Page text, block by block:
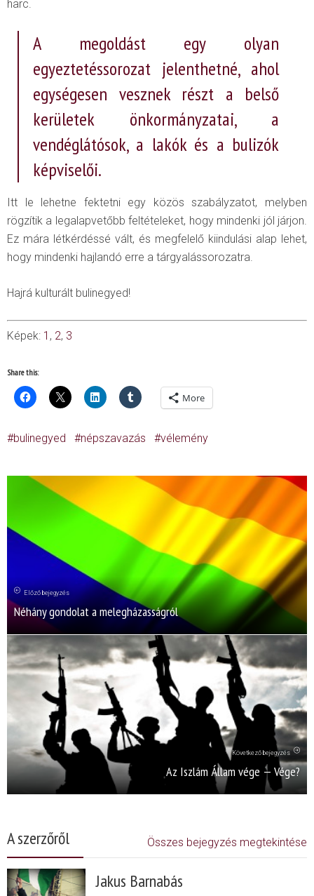
harc.
A megoldást egy olyan
egyeztetéssorozat jelenthetné, ahol
egységesen vesznek részt a belső
kerületek önkormányzatai, a
vendéglátósok, a lakók és a bulizók
képviselői.
Itt le lehetne fektetni egy közös szabályzatot, melyben
rögzítik a legalapvetőbb feltételeket, hogy mindenki jól járjon.
Ez mára létkérdéssé vált, és megfelelő kiindulási alap lehet,
hogy mindenki hajlandó erre a tárgyalássorozatra.
Hajrá kulturált bulinegyed!
Képek: 1 , 2, 3
Share this:
More
bulinegyed népszavazás vélemény
Előző bejegyzés
Néhány gondolat a melegházasságról
Következő bejegyzés
Az Iszlám Állam vége — Vége?
A szerzőről Összes bejegyzés megtekintése
Jakus Barnabás